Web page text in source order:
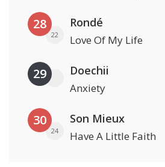
28
22
Rondé
Love Of My Life
29 Doechii
Anxiety
30
24
Son Mieux
Have A Little Faith